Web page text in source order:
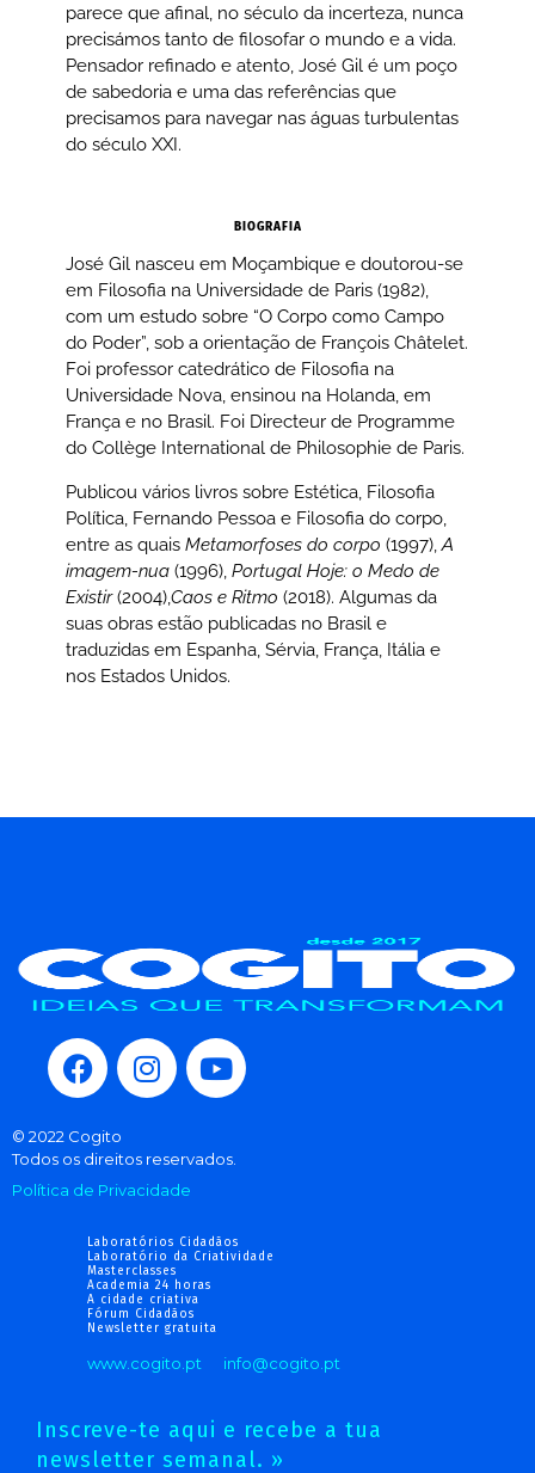
parece que afinal, no século da incerteza, nunca
precisámos tanto de filosofar o mundo e a vida.
Pensador refinado e atento, José Gil é um poço
de sabedoria e uma das referências que
precisamos para navegar nas águas turbulentas
do século XXI.
BIOGRAFIA
José Gil nasceu em Moçambique e doutorou-se
em Filosofia na Universidade de Paris (1982),
com um estudo sobre “O Corpo como Campo
do Poder”, sob a orientação de François Châtelet.
Foi professor catedrático de Filosofia na
Universidade Nova, ensinou na Holanda, em
França e no Brasil. Foi Directeur de Programme
do Collège International de Philosophie de Paris.
Publicou vários livros sobre Estética, Filosofia
Política, Fernando Pessoa e Filosofia do corpo,
entre as quais Metamorfoses do corpo (1997),A
imagem-nua (1996), Portugal Hoje: o Medo de
Existir(2004),Caos e Ritmo (2018). Algumas da
suas obras estão publicadas no Brasil e
traduzidas em Espanha, Sérvia, França, Itália e
nos Estados Unidos.
© 2022 Cogito
Todos os direitos reservados.
Política de Privacidade
Laboratórios Cidadãos
Laboratório da Criatividade
Masterclasses
Academia 24 horas
A cidade criativa
Fórum Cidadãos
Newsletter gratuita
www.cogito.pt info@cogito.pt
Inscreve-te aqui e recebe a tua
newsletter semanal. »